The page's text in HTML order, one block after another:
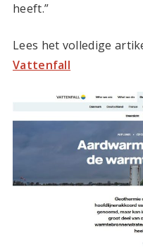
heeft.”
Lees het volledige
Vattenfall